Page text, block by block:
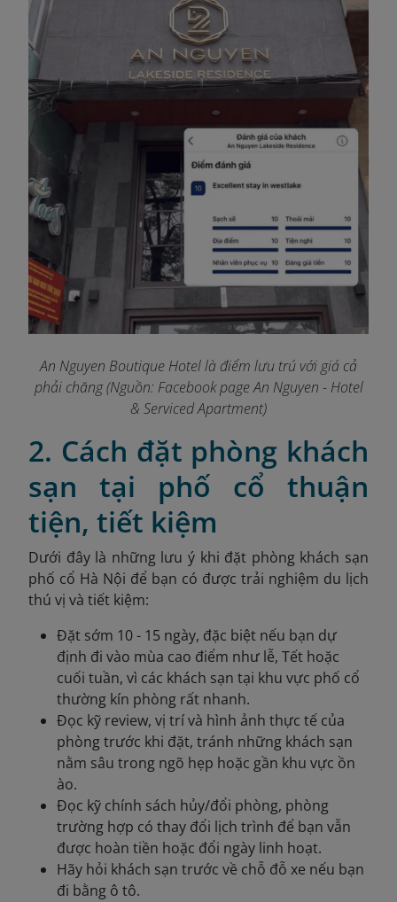
An Nguyen Boutique Hotel là điểm lưu trú với giá cả
phải chăng (Nguồn: Facebook page An Nguyen - Hotel
& Serviced Apartment)
2. Cách đặt phòng khách
sạn tại phố cổ thuận
tiện, tiết kiệm
Dưới đây là những lưu ý khi đặt phòng khách sạn
phố cổ Hà Nội để bạn có được trải nghiệm du lịch
thú vị và tiết kiệm:
Đặt sớm 10 - 15 ngày, đặc biệt nếu bạn dự
định đi vào mùa cao điểm như lễ, Tết hoặc
cuối tuần, vì các khách sạn tại khu vực phố cổ
thường kín phòng rất nhanh.
Đọc kỹ review, vị trí và hình ảnh thực tế của
phòng trước khi đặt, tránh những khách sạn
nằm sâu trong ngõ hẹp hoặc gần khu vực ồn
ào.
Đọc kỹ chính sách hủy/đổi phòng, phòng
trường hợp có thay đổi lịch trình để bạn vẫn
được hoàn tiền hoặc đổi ngày linh hoạt.
Hãy hỏi khách sạn trước về chỗ đỗ xe nếu bạn
đi bằng ô tô.